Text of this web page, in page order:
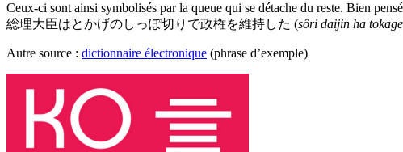
Ceux-ci sont ainsi symbolisés par la queue qui se détache du reste. Bien
総理大臣はとかげのしっぽ切りで政権を維持した (sôri daijin ha
Autre source : dictionnaire électronique (phrase d’exemple)